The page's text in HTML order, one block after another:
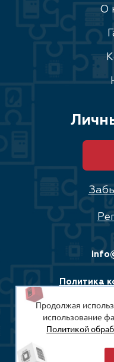
О
Политика
Соглашение на
©
ООО
Продолжая
использование
Политикой